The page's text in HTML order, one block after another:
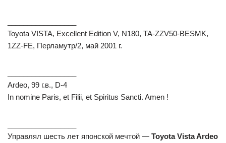
Toyota VISTA, Excellent Edition V, N180, TA-ZZV50-BESMK,
1ZZ-FE, Перламутр/2, май 2001 г.
Ardeo, 99 г.в., D-4
In nomine Paris, et Filii, et Spiritus Sancti. Amen !
Управлял шесть лет японской мечтой — Toyota Vista Ardeo